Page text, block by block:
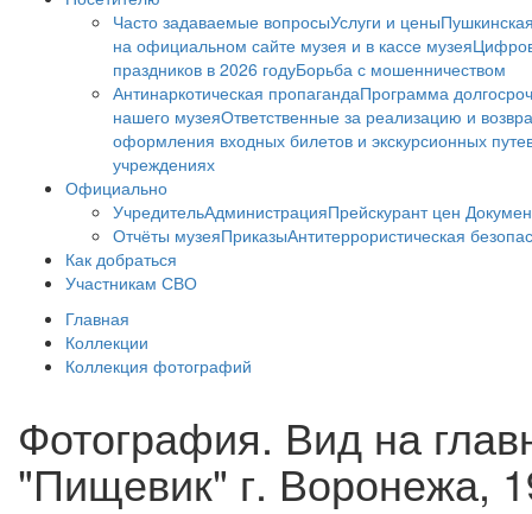
Часто задаваемые вопросыУслуги и цены
на официальном сайте музея и в кассе музея
праздников в 2026 годуБорьба с мошенничеством
Антинаркотическая пропагандаПрограмма
нашего музеяОтветственные за реализацию и
оформления входных билетов и экскурсионных
учреждениях
Официально
УчредительАдминистрацияПрейскурант цен
Отчёты музеяПриказыАнтитеррористическая
Как добраться
Участникам СВО
Главная
Коллекции
Коллекция фотографий
Фотография. Вид на
"Пищевик" г. Воронежа,